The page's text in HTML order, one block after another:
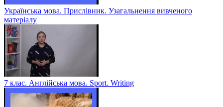
Українська мова. Прислівник. Узагальнення вивченого
матеріалу
7 клас. Англійська мова. Sport. Writing